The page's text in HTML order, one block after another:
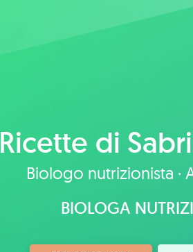
Ricette di
Biologo nutrizionista ·
BIOLOGA